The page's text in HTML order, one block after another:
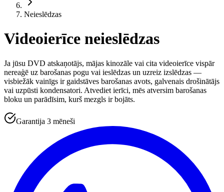
Neieslēdzas
Videoierīce neieslēdzas
Ja jūsu DVD atskaņotājs, mājas kinozāle vai cita videoierīce vispār
nereaģē uz barošanas pogu vai ieslēdzas un uzreiz izslēdzas —
visbiežāk vainīgs ir gaidstāves barošanas avots, galvenais drošinātājs
vai uzpūsti kondensatori. Atvediet ierīci, mēs atversim barošanas
bloku un parādīsim, kurš mezgls ir bojāts.
Garantija 3 mēneši